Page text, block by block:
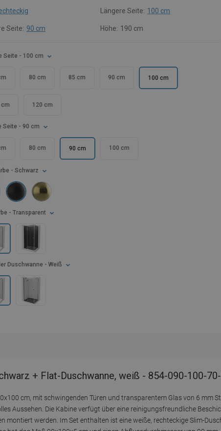
Längere Seite: 100 cm
Seite: 90 cm Höhe: 190 cm
Seite - 100 cm
80 cm 85 cm 90 cm 100 cm
cm 120 cm
Seite - 90 cm
80 cm 90 cm 100 cm
- Transparent
- Schwarz
Duschwanne - Weiß
+ Flat-Duschwanne, weiß - 854-090-100-
cm, mit schwingenden Türen und transparentem Glas von 6 mm
Aussehen. Die Kabine verfügt über eine reinigungsfreundliche
montiert werden. Im Set enthalten ist eine weiße, rechteckige Slim-